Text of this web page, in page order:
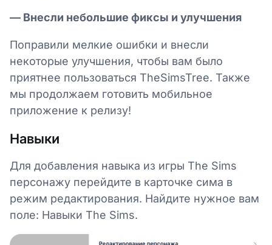
— Внесли небольшие фиксы и улучшения
Поправили мелкие ошибки и внесли
некоторые улучшения, чтобы вам было
приятнее пользоваться TheSimsTree. Также
мы продолжаем готовить мобильное
приложение к релизу!
Навыки
Для добавления навыка из игры The Sims
персонажу перейдите в карточке сима в
режим редактирования. Найдите нужное вам
поле: Навыки The Sims.